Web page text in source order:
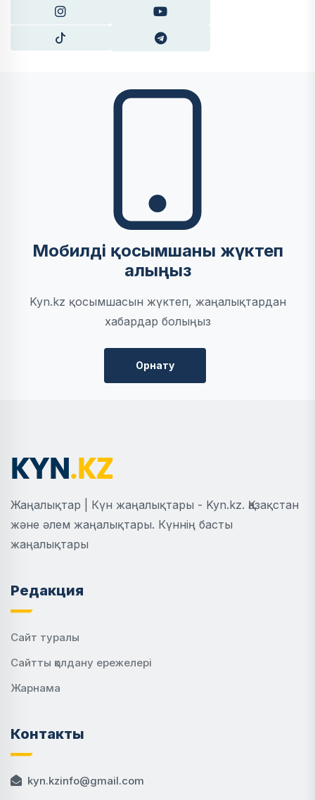
Мобилді қосымшаны жүктеп
алыңыз
Kyn.kz қосымшасын жүктеп, жаңалықтардан
хабардар болыңыз
Орнату
Жаңалықтар | Күн жаңалықтары - Kyn.kz. Қазақстан
және әлем жаңалықтары. Күннің басты
жаңалықтары
Редакция
Сайт туралы
Сайтты қолдану ережелері
Жарнама
Контакты
kyn.kzinfo@gmail.com